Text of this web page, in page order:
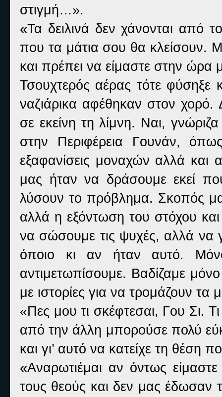
στιγμή…».
«Τα δειλινά δεν χάνονται από
που τα μάτια σου θα κλείσουν.
και πρέπει να είμαστε στην ώρα
Τσουχτερός αέρας τότε
ναζιάρικα αφέθηκαν στον
σε εκείνη τη λίμνη. Ναι,
στην Περιφέρεια Γουνάν,
εξαφανίσεις μοναχών αλλά
μας ήταν να δράσουμε εκεί
λύσουν το πρόβλημα. Σκοπός
αλλά η εξόντωση του στόχου
να σώσουμε τις ψυχές, αλλά
όποιο κι αν ήταν αυτό.
αντιμετωπίσουμε. Βαδίζαμε
με ιστορίες για να τρομάζουν τα
«Πες μου τι σκέφτεσαι, Γου Σι.
από την άλλη μπορούσε πολύ
και γι’ αυτό να κατείχε τη θέση
«Αναρωτιέμαι αν όντως
τους θεούς και δεν μας